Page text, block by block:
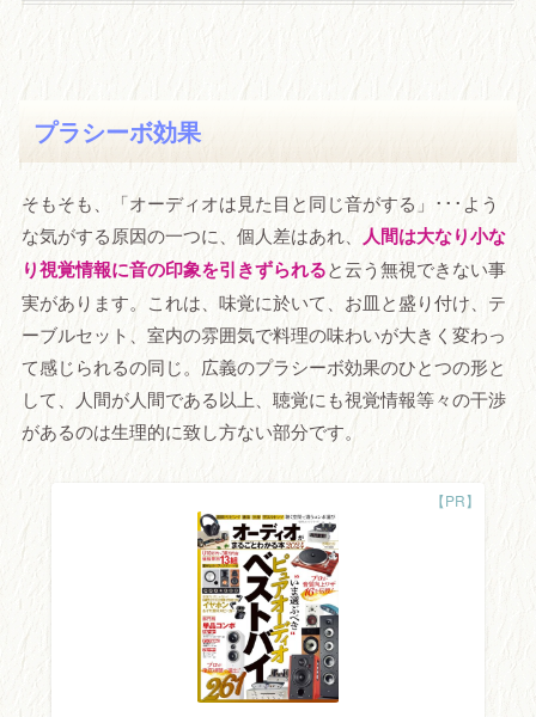
プラシーボ効果
そもそも、「オーディオは見た目と同じ音がする」･･･よう
な気がする原因の一つに、個人差はあれ、 人間は大なり小な
り視覚情報に音の印象を引きずられると云う無視できない事
実があります。これは、味覚に於いて、お皿と盛り付け、テ
ーブルセット、室内の雰囲気で料理の味わいが大きく変わっ
て感じられるの同じ。広義のプラシーボ効果のひとつの形と
して、人間が人間である以上、聴覚にも視覚情報等々の干渉
があるのは生理的に致し方ない部分です。